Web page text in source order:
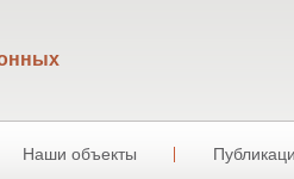
Наши объекты